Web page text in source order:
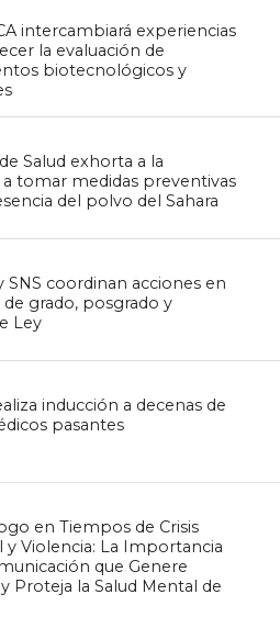
intercambiará experiencias
la evaluación de
biotecnológicos y
Salud exhorta a la
tomar medidas preventivas
del polvo del Sahara
SNS coordinan acciones en
grado, posgrado y
Ley
inducción a decenas de
pasantes
en Tiempos de Crisis
y Violencia: La Importancia
que Genere
Proteja la Salud Mental de